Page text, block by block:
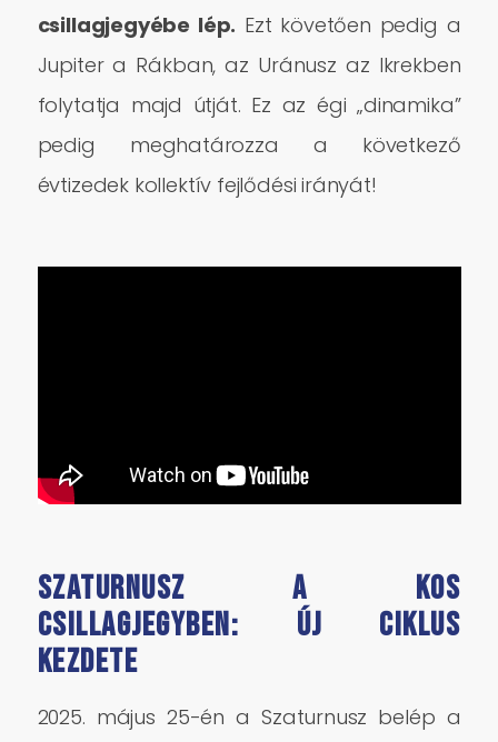
csillagjegyébe lép. Ezt követően pedig a
Jupiter a Rákban, az Uránusz az Ikrekben
folytatja majd útját. Ez az égi „dinamika”
pedig meghatározza a következő
évtizedek kollektív fejlődési irányát!
Szaturnusz a Kos
csillagjegyben: új ciklus
kezdete
2025. május 25-én a Szaturnusz belép a